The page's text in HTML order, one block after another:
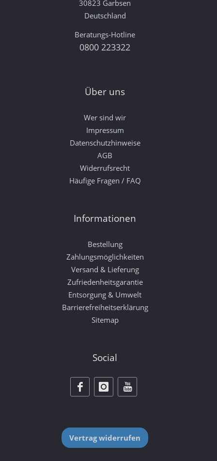
30823 Garbsen
Deutschland
Beratungs-Hotline
0800 223322
Über uns
Wer sind wir
Impressum
Datenschutzhinweise
AGB
Widerrufsrecht
Häufige Fragen / FAQ
Informationen
Bestellung
Zahlungsmöglichkeiten
Versand & Lieferung
Zufriedenheitsgarantie
Entsorgung & Umwelt
Barrierefreiheitserklärung
Sitemap
Social
Vertrag widerrufen